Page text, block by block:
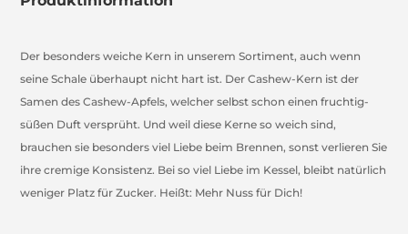
Der besonders weiche Kern in unserem Sortiment, auch wenn
seine Schale überhaupt nicht hart ist. Der Cashew-Kern ist der
Samen des Cashew-Apfels, welcher selbst schon einen fruchtig-
süßen Duft versprüht. Und weil diese Kerne so weich sind,
brauchen sie besonders viel Liebe beim Brennen, sonst verlieren Sie
ihre cremige Konsistenz. Bei so viel Liebe im Kessel, bleibt natürlich
weniger Platz für Zucker. Heißt: Mehr Nuss für Dich!